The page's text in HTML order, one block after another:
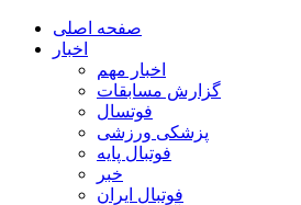
صفحه اصلی
اخبار
اخبار مهم
گزارش مسابقات
فوتسال
پزشکی ورزشی
فوتبال پایه
خبر
فوتبال ایران